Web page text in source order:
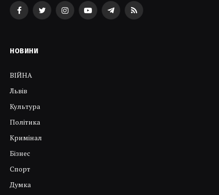
FacebookTwitterInstagramYouTubeTelegramRSS
НОВИНИ
ВІЙНА
Львів
Культура
Політика
Кримінал
Бізнес
Спорт
Думка